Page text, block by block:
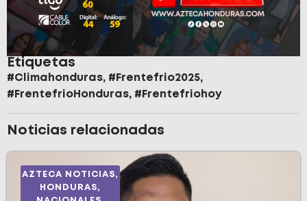
Etiquetas
#Climahonduras, #Frentefrio2025,
#FrentefrioHonduras, #Frentefriohoy
Noticias relacionadas
AZTECA NOTICIAS,
HONDURAS,